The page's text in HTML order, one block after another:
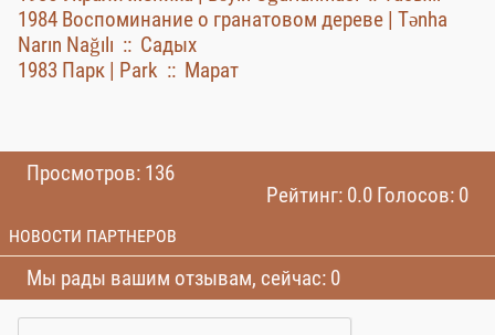
1984 Воспоминание о гранатовом дереве | Tənha
Narın Nağılı :: Садых
1983 Парк | Park :: Марат
Просмотров: 136
Рейтинг: 0.0 Голосов: 0
НОВОСТИ ПАРТНЕРОВ
Мы рады вашим отзывам, сейчас: 0